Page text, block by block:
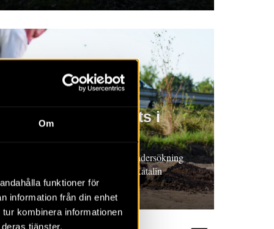
Om
funktioner för
information från din enhet
kombinera informationen
tjänster.
RAPPORT 2019:10
Bytomt och boplats i
Fjelie
Rapport 2019:10. Arkeologisk undersökning
2016, Skåne. Sofia Lindberg & Katalin
Schmidt Sabo (red.)